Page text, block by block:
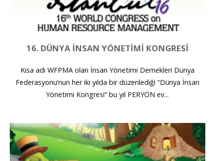
16. DÜNYA İNSAN YÖNETIMI KONGRESI
Kısa adı WFPMA olan İnsan Yönetimi Dernekleri Dünya
Federasyonu’nun her iki yılda bir düzenlediği “Dünya İnsan
Yönetimi Kongresi” bu yıl PERYÖN ev...